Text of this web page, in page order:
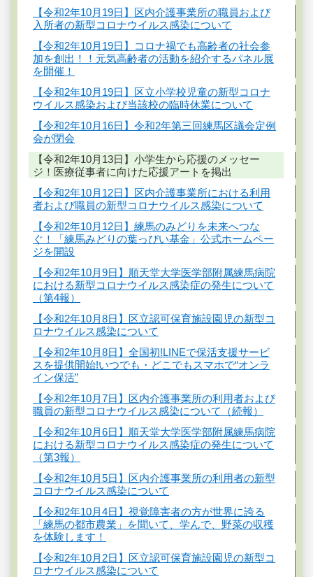
【令和2年10月19日】区内介護事業所の職員および
入所者の新型コロナウイルス感染について
【令和2年10月19日】コロナ禍でも高齢者の社会参
加を創出！！元気高齢者の活動を紹介するパネル展
を開催！
【令和2年10月19日】区立小学校児童の新型コロナ
ウイルス感染および当該校の臨時休業について
【令和2年10月16日】令和2年第三回練馬区議会定例
会が閉会
【令和2年10月13日】小学生から応援のメッセー
ジ！医療従事者に向けた応援アートを掲出
【令和2年10月12日】区内介護事業所における利用
者および職員の新型コロナウイルス感染について
【令和2年10月12日】練馬のみどりを未来へつな
ぐ！「練馬みどりの葉っぴい基金」公式ホームペー
ジを開設
【令和2年10月9日】順天堂大学医学部附属練馬病院
における新型コロナウイルス感染症の発生について
（第4報）
【令和2年10月8日】区立認可保育施設園児の新型コ
ロナウイルス感染について
【令和2年10月8日】全国初!LINEで保活支援サービ
スを提供開始!いつでも・どこでもスマホで“オンラ
イン保活”
【令和2年10月7日】区内介護事業所の利用者および
職員の新型コロナウイルス感染について（続報）
【令和2年10月6日】順天堂大学医学部附属練馬病院
における新型コロナウイルス感染症の発生について
（第3報）
【令和2年10月5日】区内介護事業所の利用者の新型
コロナウイルス感染について
【令和2年10月4日】視覚障害者の方が世界に誇る
「練馬の都市農業」を聞いて、学んで、野菜の収穫
を体験します！
【令和2年10月2日】区立認可保育施設園児の新型コ
ロナウイルス感染について